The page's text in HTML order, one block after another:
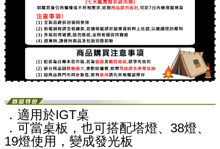
．適用於IGT桌
．可當桌板，也可搭配塔燈、38燈、
19燈使用，變成發光板